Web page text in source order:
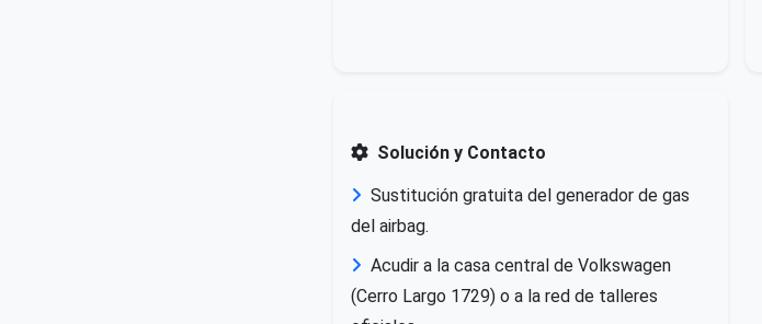
Solución y Contacto
Sustitución gratuita del generador de gas
del airbag.
Acudir a la casa central de Volkswagen
(Cerro Largo 1729) o a la red de talleres